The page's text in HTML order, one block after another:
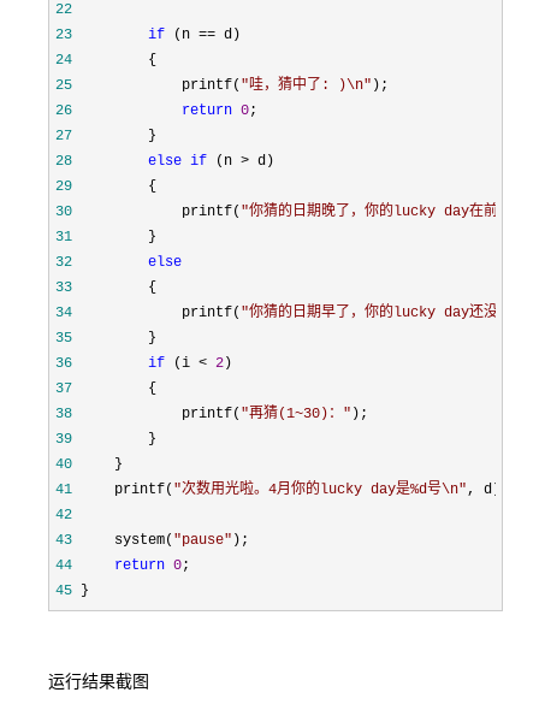
22
23
if (n ==
24
25
             printf(
"哇，猜中了: )\n"
26
return 0
27
28
else if (n >
29
30
             printf(
"你猜的日期晚了，你的lucky day在前面哦
31
32
else
33
34
             printf(
"你猜的日期早了，你的lucky day还没到呢
35
36
if (i < 2
37
38
             printf(
"再猜(1~30)： "
39
40
41
     printf(
"次数用光啦。4月你的lucky day是%d号\n"
42
43
     system(
"pause"
44
return 0
45 }
运行结果截图